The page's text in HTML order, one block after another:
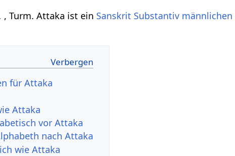
, Turm. Attaka ist ein Sanskrit Substantiv männlichen
für Attaka
Attaka
vor Attaka
nach Attaka
wie Attaka